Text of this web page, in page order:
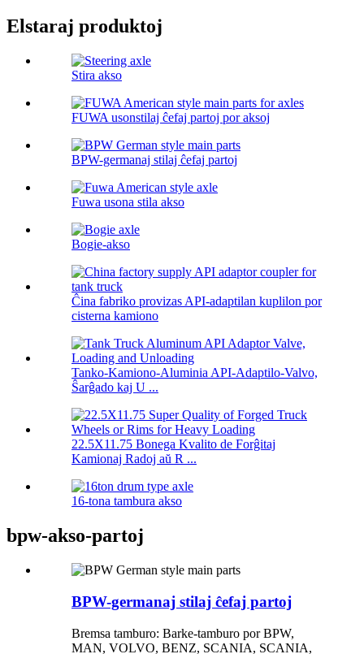
Elstaraj produktoj
Stira akso
FUWA usonstilaj ĉefaj partoj por aksoj
BPW-germanaj stilaj ĉefaj partoj
Fuwa usona stila akso
Bogie-akso
Ĉina fabriko provizas API-adaptilan kuplilon por
cisterna kamiono
Tanko-Kamiono-Aluminia API-Adaptilo-Valvo,
Ŝarĝado kaj U ...
22.5X11.75 Bonega Kvalito de Forĝitaj
Kamionaj Radoj aŭ R ...
16-tona tambura akso
bpw-akso-partoj
BPW-germanaj stilaj ĉefaj partoj
Bremsa tamburo: Barke-tamburo por BPW,
MAN, VOLVO, BENZ, SCANIA, SCANIA,